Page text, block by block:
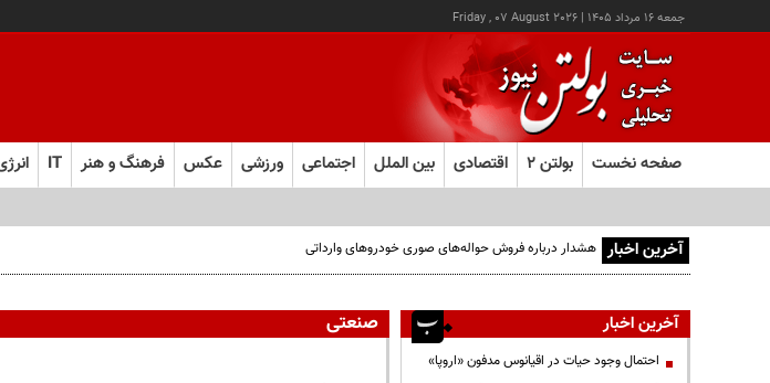
جمعه ۱۶ مرداد ۱۴۰۵ |
Friday , 07 August 2026
صفحه نخست بولتن ۲ اقتصادی بین الملل اجتماعی ورزشی عکس فرهنگ و هنر IT
آخرین اخبار هشدار درباره فروش حواله‌های صوری خودروهای وارداتی
صنعتی آخرین اخبار
احتمال وجود حیات در اقیانوس مدفون «اروپا»